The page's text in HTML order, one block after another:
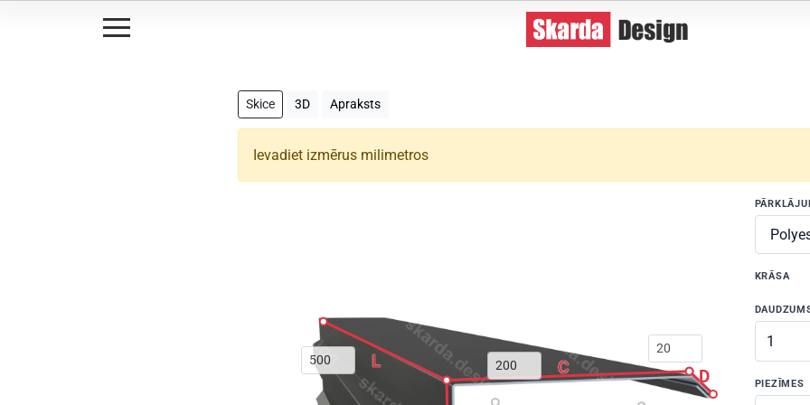
Skice 3D Apraksts
Ievadiet izmērus milimetros
C D
L
KRĀSA
PIEZĪMES